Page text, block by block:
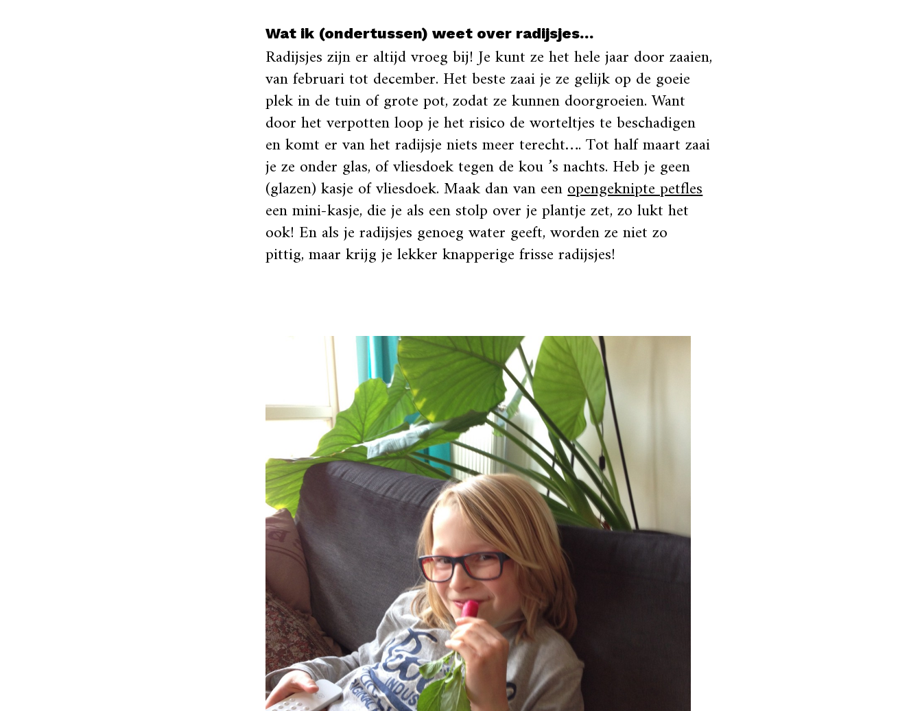
Wat ik (ondertussen) weet over radijsjes…
Radijsjes zijn er altijd vroeg bij! Je kunt ze het hele jaar door zaaien,
van februari tot december. Het beste zaai je ze gelijk op de goeie
plek in de tuin of grote pot, zodat ze kunnen doorgroeien. Want
door het verpotten loop je het risico de worteltjes te beschadigen
en komt er van het radijsje niets meer terecht…. Tot half maart zaai
je ze onder glas, of vliesdoek tegen de kou ’s nachts. Heb je geen
(glazen) kasje of vliesdoek. Maak dan van eenopengeknipte petfles
een mini-kasje, die je als een stolp over je plantje zet, zo lukt het
ook! En als je radijsjes genoeg water geeft, worden ze niet zo
pittig, maar krijg je lekker knapperige frisse radijsjes!